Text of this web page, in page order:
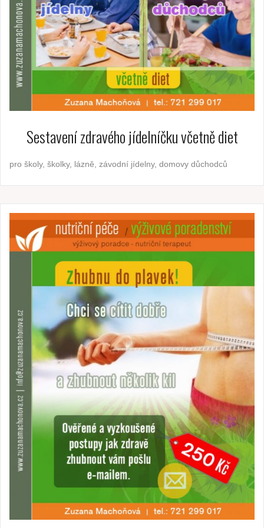
Sestavení zdravého jídelníčku včetně diet
pro školy, školky, lázně, závodní jídelny, domovy důchodců